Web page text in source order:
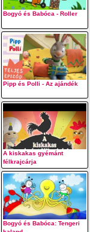
Bogyó és Babóca - Roller
Pipp és Polli - Az ajándék
A kiskakas gyémánt
félkrajcárja
Bogyó és Babóca: Tengeri